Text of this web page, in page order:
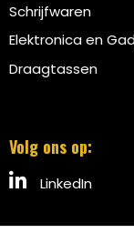
Schrijfwaren
Elektronica en
Draagtassen
Volg ons op:
LinkedIn